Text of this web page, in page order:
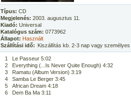
Típus: CD
Megjelenés: 2003. augusztus 11.
Kiadó: Universal
Katalógus szám: 0773962
Állapot: Használt
Szállítási idő: Kiszállítás kb. 2-3 nap vagy
1
Le Passeur 5:02
2
Everything (...Is Never Quite Enough) 4:32
3
Ramatu (Album Version) 3:19
4
Samba Le Berger 3:45
5
African Dream 4:18
6
Dem Ba Ma 3:11